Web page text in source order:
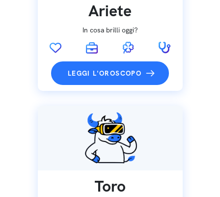
Ariete
In cosa brilli oggi?
LEGGI L'OROSCOPO
Toro